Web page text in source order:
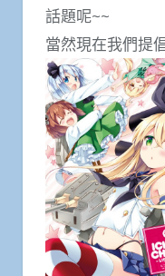
話題呢~~
當然現在我們提